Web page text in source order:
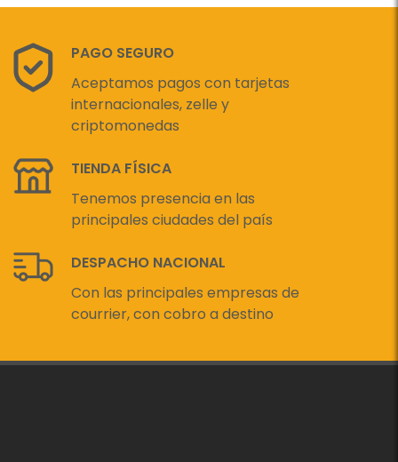
PAGO SEGURO
Aceptamos pagos con tarjetas
internacionales, zelle y
criptomonedas
TIENDA FÍSICA
Tenemos presencia en las
principales ciudades del país
DESPACHO NACIONAL
Con las principales empresas de
courrier, con cobro a destino